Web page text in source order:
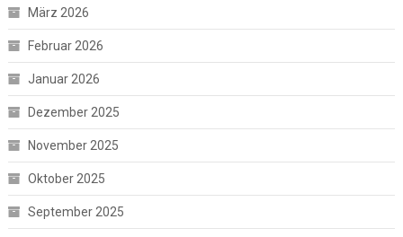
März 2026
Februar 2026
Januar 2026
Dezember 2025
November 2025
Oktober 2025
September 2025